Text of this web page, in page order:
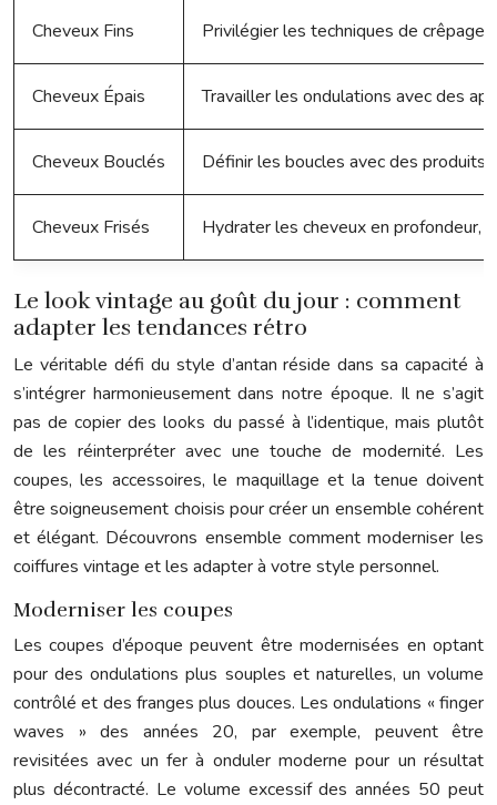
Cheveux Fins Privilégier les techniques de
Cheveux Épais Travailler les ondulations avec des
Cheveux Bouclés Définir les boucles avec des produits
Cheveux Frisés Hydrater les cheveux en
Le look vintage au goût du jour : comment
adapter les tendances rétro
Le véritable défi du style d’antan réside dans sa capacité à
s’intégrer harmonieusement dans notre époque. Il ne s’agit
pas de copier des looks du passé à l’identique, mais plutôt
de les réinterpréter avec une touche de modernité. Les
coupes, les accessoires, le maquillage et la tenue doivent
être soigneusement choisis pour créer un ensemble cohérent
et élégant. Découvrons ensemble comment moderniser les
coiffures vintage et les adapter à votre style personnel.
Moderniser les coupes
Les coupes d’époque peuvent être modernisées en optant
pour des ondulations plus souples et naturelles, un volume
contrôlé et des franges plus douces. Les ondulations « finger
waves » des années 20, par exemple, peuvent être
revisitées avec un fer à onduler moderne pour un résultat
plus décontracté. Le volume excessif des années 50 peut